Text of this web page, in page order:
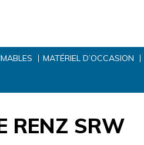
MATÉRIEL D’OCCASION
RENZ SRW